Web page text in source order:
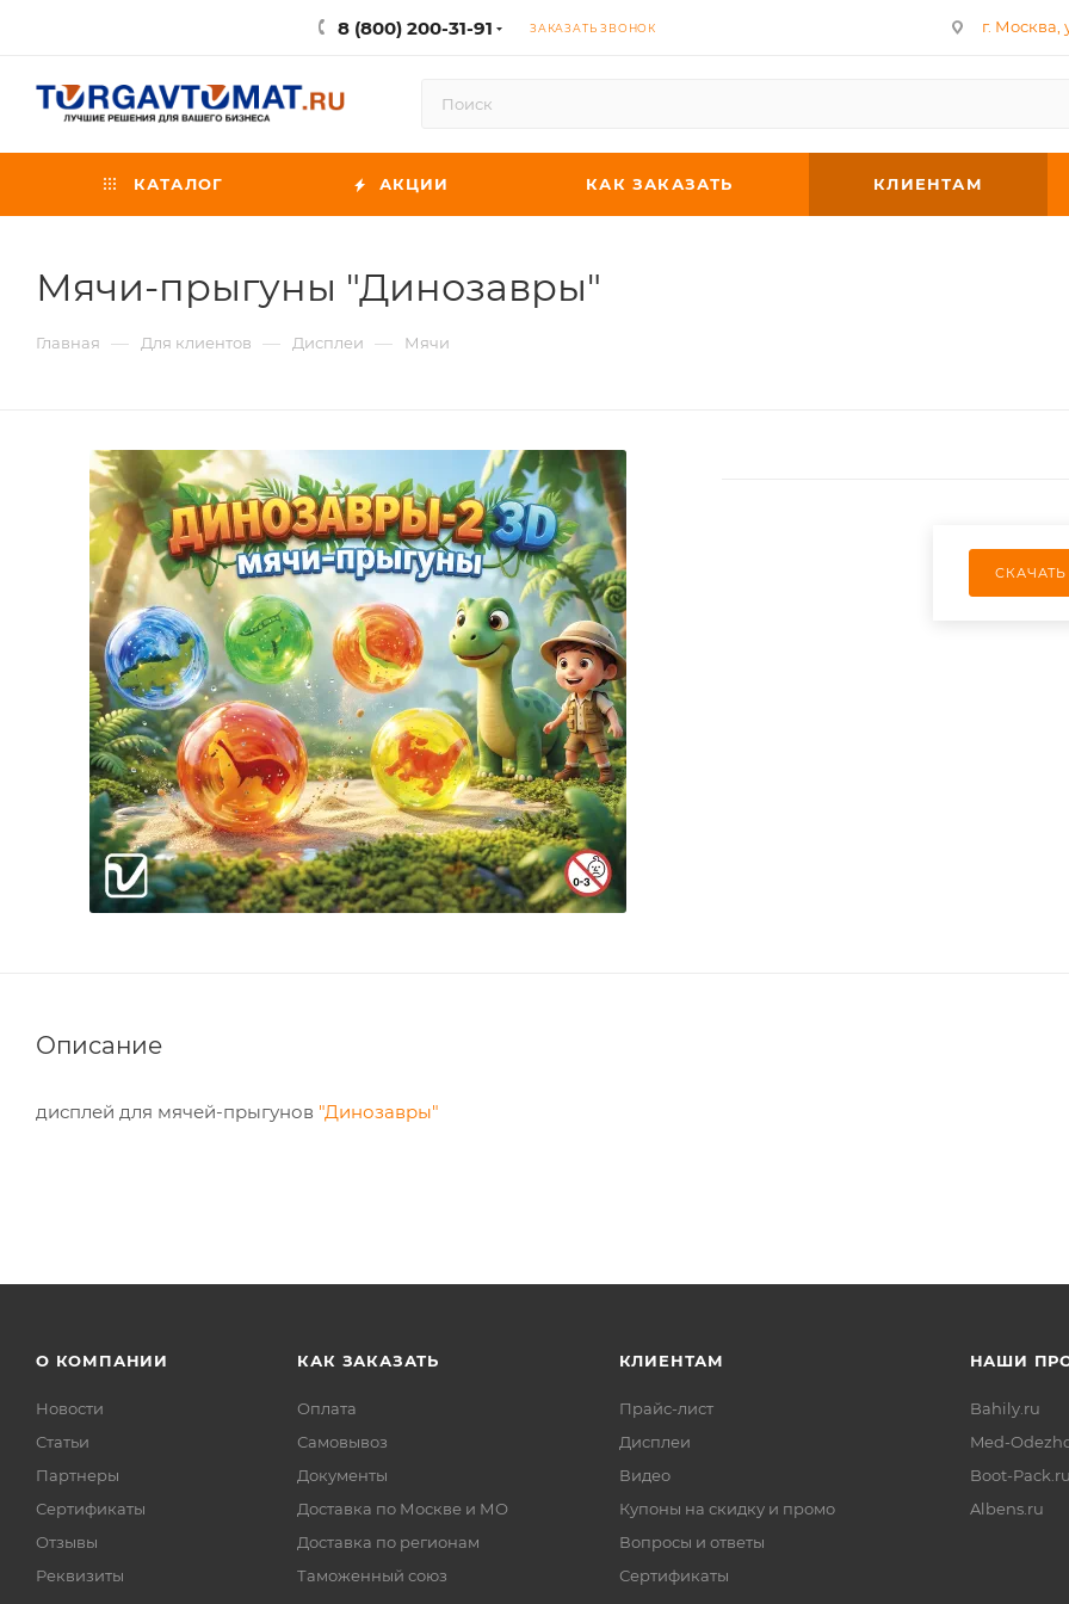
8 (800) 200-31-91 ЗАКАЗАТЬ ЗВОНОК г. Москва,
КАТАЛОГ АКЦИИ КАК ЗАКАЗАТЬ КЛИЕНТАМ
Мячи-прыгуны "Динозавры"
Главная — Для клиентов — Дисплеи — Мячи
Описание
дисплей для мячей-прыгунов "Динозавры"
О КОМПАНИИ
Новости
Статьи
Партнеры
Сертификаты
Отзывы
Реквизиты
КАК ЗАКАЗАТЬ
Оплата
Самовывоз
Документы
Доставка по Москве и МО
Доставка по регионам
Таможенный союз
КЛИЕНТАМ
Прайс-лист
Дисплеи
Видео
Купоны на скидку и промо
Вопросы и ответы
Сертификаты
НАШИ
Bahily.ru
Med-
Boot-Pack.ru
Albens.ru